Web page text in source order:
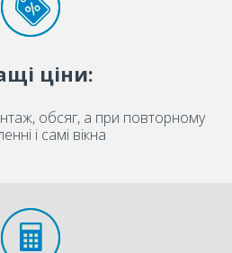
ціни:
обсяг, а при повторному
і самі вікна